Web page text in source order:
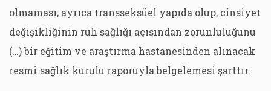
olmaması; ayrıca transseksüel yapıda olup, cinsiyet
değişikliğinin ruh sağlığı açısından zorunluluğunu
(…) bir eğitim ve araştırma hastanesinden alınacak
resmî sağlık kurulu raporuyla belgelemesi şarttır.